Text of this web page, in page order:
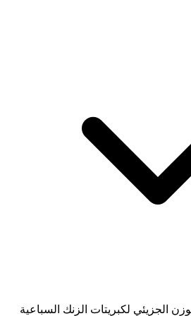
الجزيئي لكبريتات الزنك السباعية